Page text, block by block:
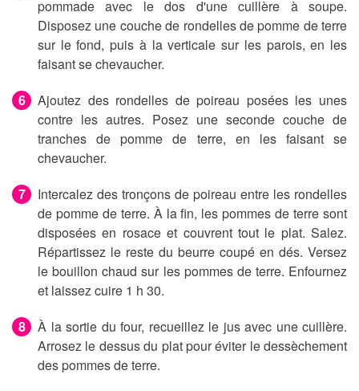
pommade avec le dos d'une cuillère à soupe.
Disposez une couche de rondelles de pomme de terre
sur le fond, puis à la verticale sur les parois, en les
faisant se chevaucher.
Ajoutez des rondelles de poireau posées les unes
contre les autres. Posez une seconde couche de
tranches de pomme de terre, en les faisant se
chevaucher.
Intercalez des tronçons de poireau entre les rondelles
de pomme de terre. À la fin, les pommes de terre sont
disposées en rosace et couvrent tout le plat. Salez.
Répartissez le reste du beurre coupé en dés. Versez
le bouillon chaud sur les pommes de terre. Enfournez
et laissez cuire 1 h 30.
À la sortie du four, recueillez le jus avec une cuillère.
Arrosez le dessus du plat pour éviter le dessèchement
des pommes de terre.